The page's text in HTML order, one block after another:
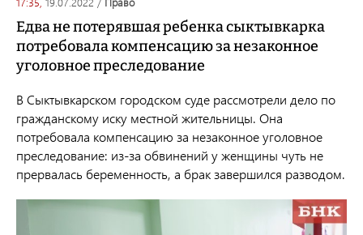
Едва не потерявшая ребенка сыктывкарка
потребовала компенсацию за незаконное
уголовное преследование
В Сыктывкарском городском суде рассмотрели дело по
гражданскому иску местной жительницы. Она
потребовала компенсацию за незаконное уголовное
преследование: из-за обвинений у женщины чуть не
прервалась беременность, а брак завершился разводом.